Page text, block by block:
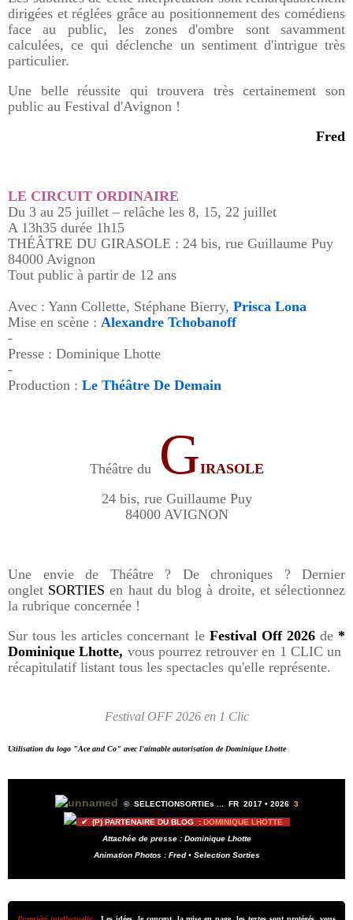
dirigées et réglées grâce au positionnement des comédiens
face au public, les zones d'ombre sont savamment
calculées, ce qui déclenche un sentiment d'intrigue très
particulier.
Une belle réussite qui trouvera très certainement son
public au Festival d'Avignon !
Fred
LE CIRCUIT ORDINAIRE
Du 3 au 25 juillet – relâche les 8, 15, 22 juillet
A 13h35 durée 1h15
THÉÂTRE DU GIRASOLE : 24 bis, rue Guillaume Puy
84000 Avignon
Tout public à partir de 12 ans
Avec : Yann Collette, Stéphane Bierry, Prisca Lona
Mise en scène : Alexandre Tchobanoff
-
Presse : Dominique Lhotte
-
Production : Le Théâtre De Demain
Théâtre du GIRASOLE
24 bis, rue Guillaume Puy
84000 AVIGNON
Une envie de Théâtre ? De chroniques ? Dernier
onglet SORTIES en haut du blog à droite, et sélectionnez
la rubrique concernée !
Sur tous les articles concernant le Festival Off 2026 de *
Dominique Lhotte, vous pourrez retrouver en 1 CLIC un
récapitulatif listant tous les spectacles qu'elle représente.
Festival OFF 2026 en 1 Clic
Utilisation du logo "Ace and Co" avec l'aimable autorisation de Dominique Lhotte
© SELECTIONSORTIEs ... FR 2017 • 2026 3
✔ (P) PARTENAIRE DU BLOG : DOMINIQUE LHOTTE
Attachée de presse : Dominique Lhotte
Animation Photos : Fred • Selection Sorties